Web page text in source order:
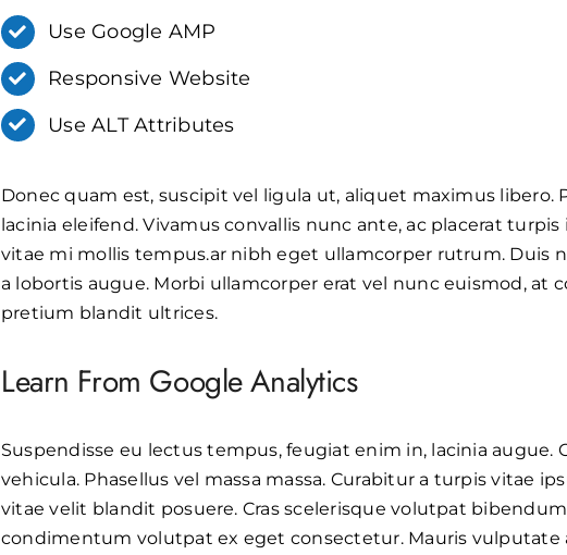
Use Google AMP
Responsive Website
Use ALT Attributes
Donec quam est, suscipit vel ligula ut, aliquet maximus
lacinia eleifend. Vivamus convallis nunc ante, ac placerat
vitae mi mollis tempus.ar nibh eget ullamcorper rutrum. Duis
a lobortis augue. Morbi ullamcorper erat vel nunc euismod, at
pretium blandit ultrices.
Learn From Google Analytics
Suspendisse eu lectus tempus, feugiat enim in, lacinia augue.
vehicula. Phasellus vel massa massa. Curabitur a turpis vitae
vitae velit blandit posuere. Cras scelerisque volutpat
condimentum volutpat ex eget consectetur. Mauris